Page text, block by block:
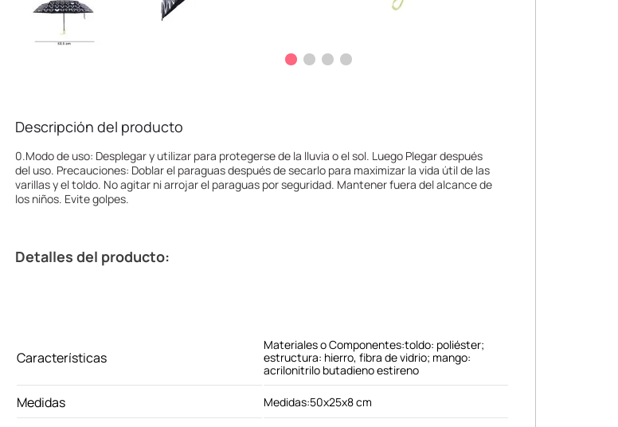
Descripción del producto
0.Modo de uso: Desplegar y utilizar para protegerse de la lluvia o el sol. Luego Plegar después
del uso. Precauciones: Doblar el paraguas después de secarlo para maximizar la vida útil de las
varillas y el toldo. No agitar ni arrojar el paraguas por seguridad. Mantener fuera del alcance de
los niños. Evite golpes.
Detalles del producto:
Características
Materiales o Componentes:toldo: poliéster;
estructura: hierro, fibra de vidrio; mango:
acrilonitrilo butadieno estireno
Medidas Medidas:50x25x8 cm